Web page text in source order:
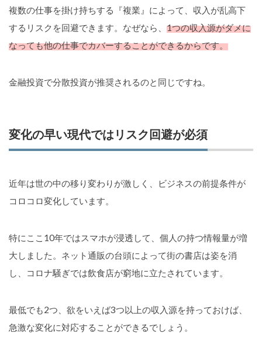
複数の仕事を掛け持ちする『複業』によって、収入が乱高下
するリスクを回避できます。なぜなら、 1つの収入源がダメに
なっても他の仕事でカバーすることができるからです。
金融投資で分散投資が推奨されるのと同じですね。
変化の早い現代ではリスク回避が必須
近年は世の中の移り変わりが激しく、ビジネスの前提条件が
コロコロ変化しています。
特にここ10年ではスマホが浸透して、個人の持つ情報量が増
大しました。ネット通販の台頭によって街の書店は姿を消
し、コロナ騒ぎでは飲食店が窮地に立たされています。
最低でも2つ、欲をいえば3つ以上の収入源を持っておけば、
急激な変化に対応することができるでしょう。